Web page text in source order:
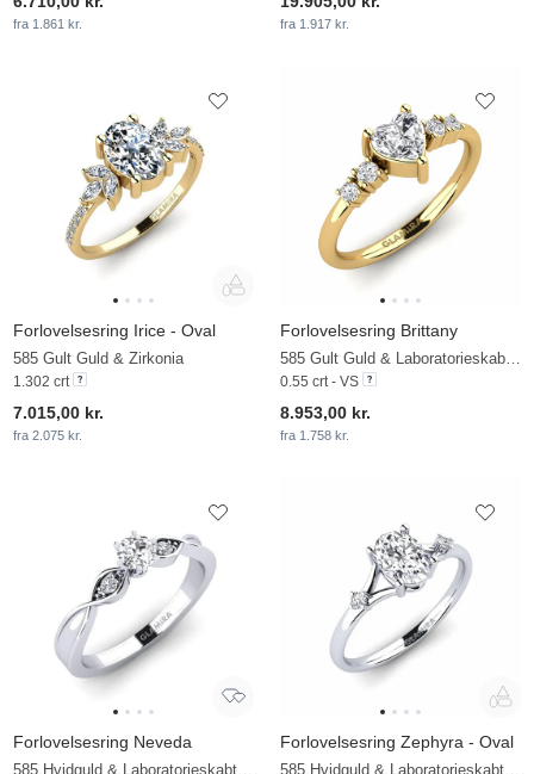
fra 1.861 kr. fra 1.917 kr.
Forlovelsesring Irice - Oval
585 Gult Guld & Zirkonia
1.302 crt
7.015,00 kr.
fra 2.075 kr.
Forlovelsesring Brittany
0.55 crt - VS
8.953,00 kr.
fra 1.758 kr.
Forlovelsesring Neveda Forlovelsesring Zephyra - Oval